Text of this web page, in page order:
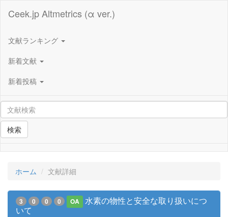
Ceek.jp Altmetrics (α ver.)
文献ランキング
新着文献
新着投稿
検索
ホーム 文献詳細
3 0 0 0 OA
水素の物性と安全な取り扱いにつ
いて